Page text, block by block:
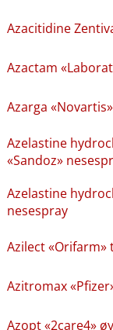
Azacitidine
Azactam
Azarga
Azelastine
«Sandoz»
Azelastine
nesespray
Azilect «Orifarm»
Azitromax
Azopt «2care4»